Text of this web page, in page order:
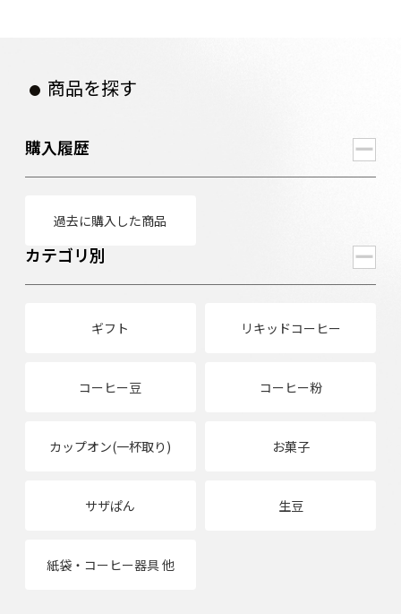
商品を探す
購入履歴
過去に購入した商品
カテゴリ別
ギフト リキッドコーヒー
コーヒー豆 コーヒー粉
カップオン(一杯取り) お菓子
サザぱん 生豆
紙袋・コーヒー器具 他